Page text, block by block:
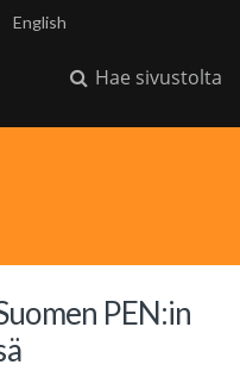
English
Hae sivustolta
PEN:in